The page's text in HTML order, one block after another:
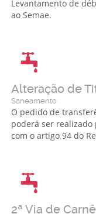
Levantamento de
ao Semae.
Alteração de
Saneamento
O pedido de
poderá ser
com o artigo 94 do
2ª Via de